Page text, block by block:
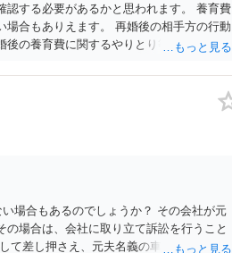
する必要があるかと思われます。 養育費
合もありえます。 再婚後の相手方の行動
の養育費に関するやりとり等があればそ
場合もあるのでしょうか？ その会社が元
場合は、会社に取り立て訴訟を行うこと
て差し押さえ、元夫名義の車の差し押さえ